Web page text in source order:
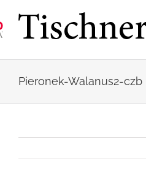
zawartości
Pieronek-Walanus2-czb